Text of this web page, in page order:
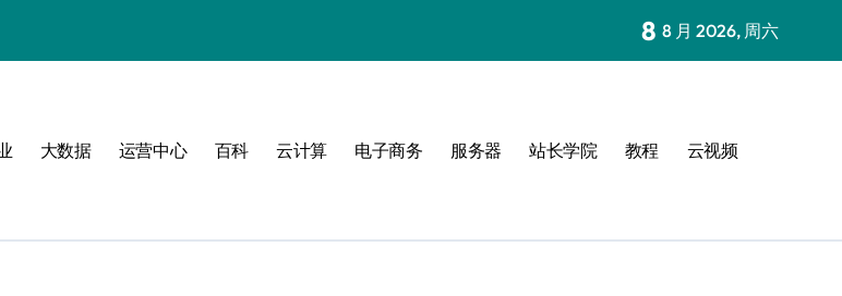
8 8 月 2026, 周六
大数据 运营中心 百科 云计算 电子商务 服务器 站长学院 教程 云视频